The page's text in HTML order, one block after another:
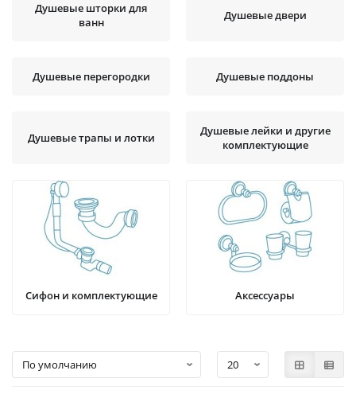
Душевые шторки для
ванн
Душевые двери
Душевые перегородки Душевые поддоны
Душевые трапы и лотки
Душевые лейки и другие
комплектующие
Сифон и комплектующие Аксессуары